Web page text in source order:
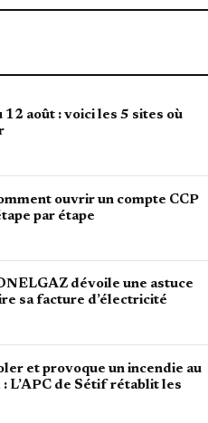
août : voici les 5 sites où
ouvrir un compte CCP
par étape
dévoile une astuce
sa facture d’électricité
et provoque un incendie au
L’APC de Sétif rétablit les